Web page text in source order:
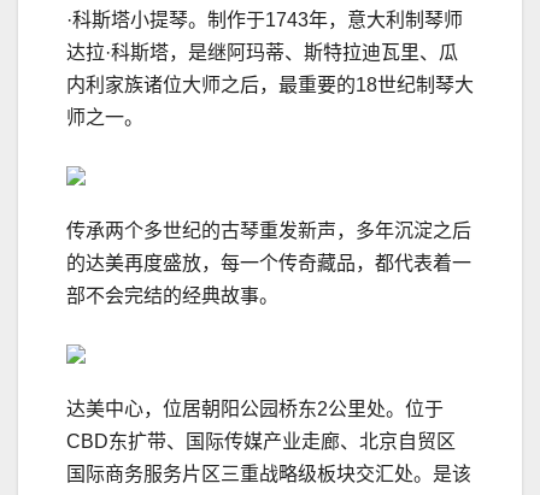
·科斯塔小提琴。制作于1743年，意大利制琴师
达拉·科斯塔，是继阿玛蒂、斯特拉迪瓦里、瓜
内利家族诸位大师之后，最重要的18世纪制琴大
师之一。
传承两个多世纪的古琴重发新声，多年沉淀之后
的达美再度盛放，每一个传奇藏品，都代表着一
部不会完结的经典故事。
达美中心，位居朝阳公园桥东2公里处。位于
CBD东扩带、国际传媒产业走廊、北京自贸区
国际商务服务片区三重战略级板块交汇处。是该